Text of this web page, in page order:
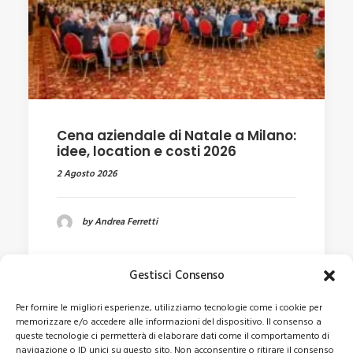
Gestisci Consenso
Per fornire le migliori esperienze, utilizziamo tecnologie come i cookie per
memorizzare e/o accedere alle informazioni del dispositivo. Il consenso a
queste tecnologie ci permetterà di elaborare dati come il comportamento di
Cena aziendale di Natale a Milano:
idee, location e costi 2026
2 Agosto 2026
by Andrea Ferretti